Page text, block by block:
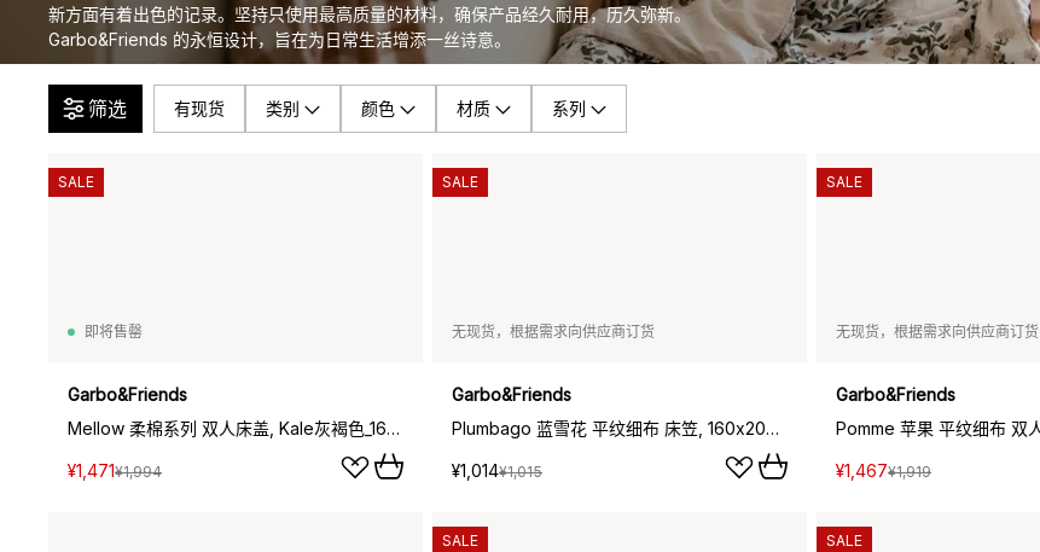
新方面有着出色的记录。坚持只使用最高质量的材料，确保产品经久耐用，历久弥新。
Garbo&Friends 的永恒设计，旨在为日常生活增添一丝诗意。
筛选 有现货 类别 颜色 材质 系列
即将售罄
Garbo&Friends
Mellow 柔棉系列 双人床盖, Kale灰褐色_160x260cm
¥1,471¥1,994
SALE
无现货，根据需求向供应商订货
Garbo&Friends
Plumbago 蓝雪花 平纹细布 床笠, 160x200x30cm
¥1,014¥1,015
SALE
无现货，根据需求向供应商订货
Garbo&Friends
¥1,467¥1,919
SALE
SALE SALE